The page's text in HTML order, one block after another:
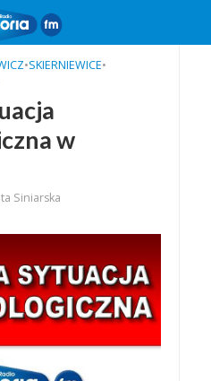
•SKIERNIEWICE•
w
Siniarska